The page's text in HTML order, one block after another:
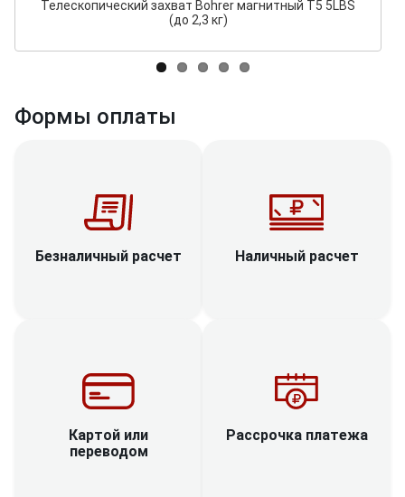
Телескопический захват Bohrer магнитный Т5 5LBS
(до 2,3 кг)
Формы оплаты
Безналичный расчет Наличный расчет
Картой или
переводом
Рассрочка платежа